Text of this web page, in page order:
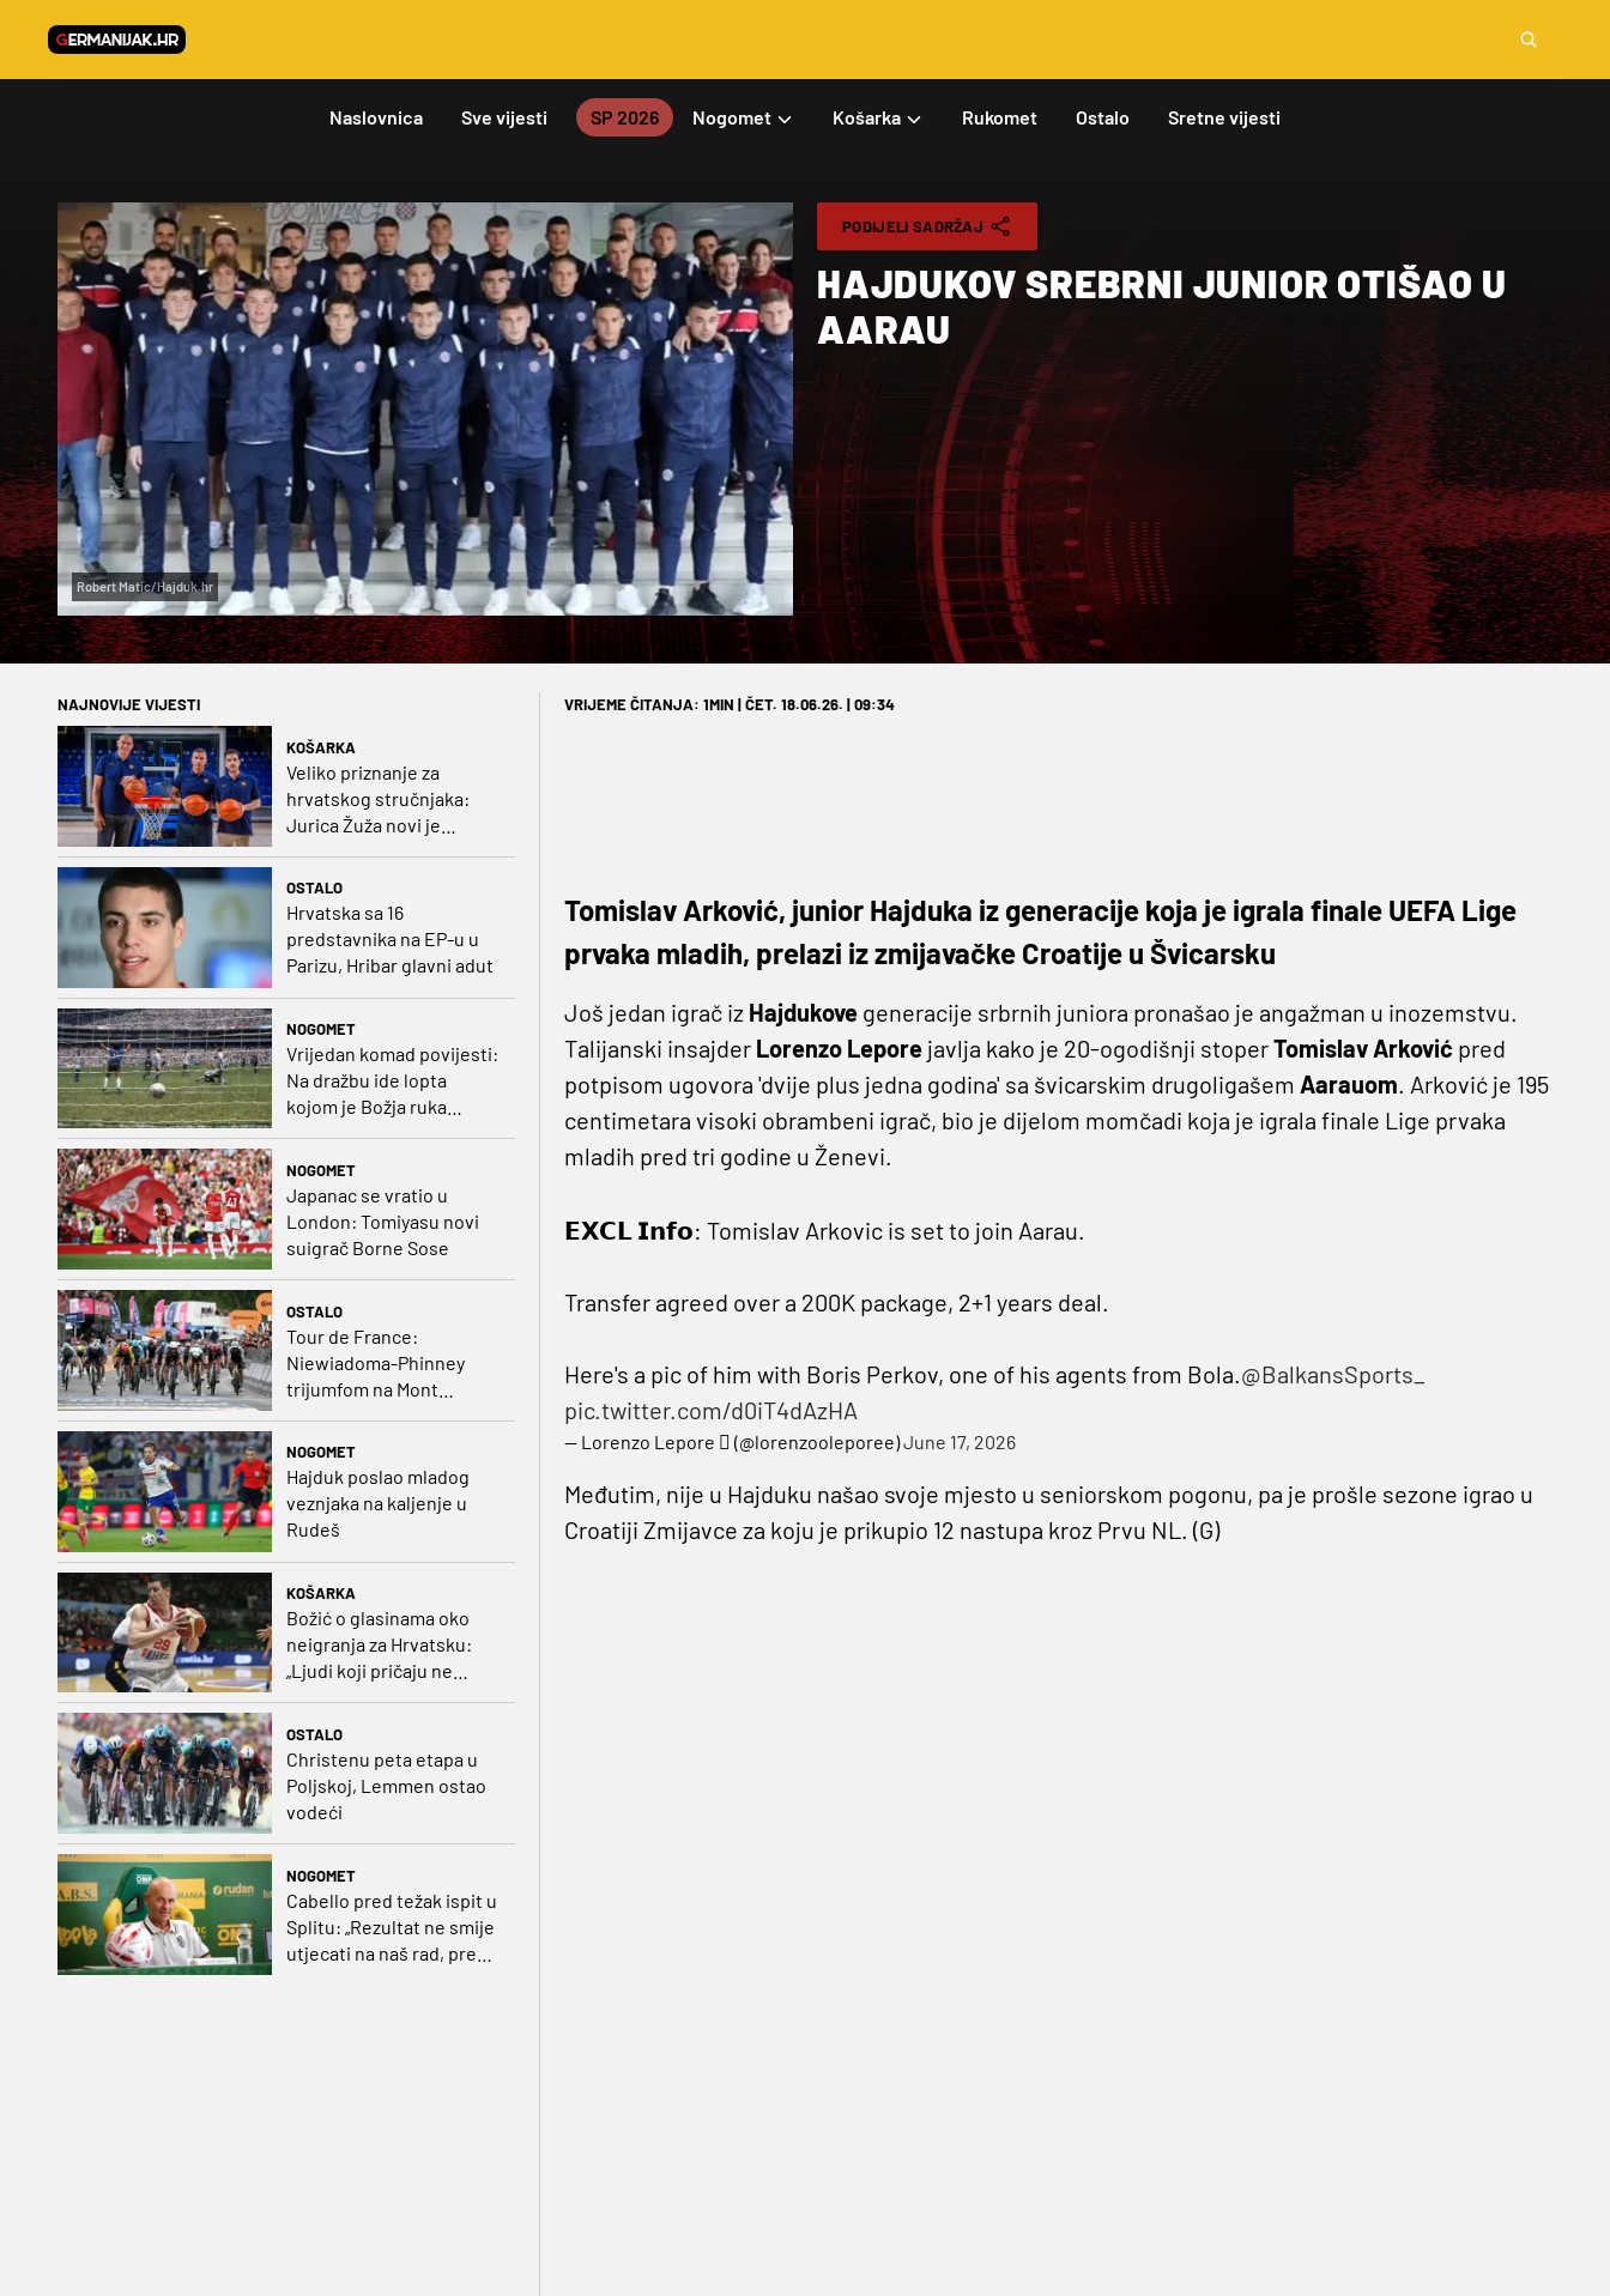
Naslovnica Sve vijesti SP 2026 Nogomet Košarka Rukomet Ostalo Sretne vijesti
Robert Matic/Hajduk.hr
PODIJELI SADRŽAJ
HAJDUKOV SREBRNI JUNIOR OTIŠAO U
AARAU
NAJNOVIJE VIJESTI
KOŠARKA
Veliko priznanje za
hrvatskog stručnjaka:
Jurica Žuža novi je
OSTALO
Hrvatska sa 16
predstavnika na EP-u u
Parizu, Hribar glavni adut
NOGOMET
Vrijedan komad povijesti:
Na dražbu ide lopta
kojom je Božja ruka
postigla gol
NOGOMET
Japanac se vratio u
London: Tomiyasu novi
suigrač Borne Sose
OSTALO
Tour de France:
Niewiadoma-Phinney
trijumfom na Mont
NOGOMET
Hajduk poslao mladog
veznjaka na kaljenje u
Rudeš
KOŠARKA
Božić o glasinama oko
neigranja za Hrvatsku:
„Ljudi koji pričaju ne
plaćaju mi račune, ne
dušebrižnika“
OSTALO
Christenu peta etapa u
Poljskoj, Lemmen ostao
vodeći
NOGOMET
Cabello pred težak ispit u
Splitu: „Rezultat ne smije
utjecati na naš rad, pred
VRIJEME ČITANJA: 1MIN | ČET. 18.06.26. | 09:34
Tomislav Arković, junior Hajduka iz generacije koja je igrala finale UEFA Lige
prvaka mladih, prelazi iz zmijavačke Croatije u Švicarsku
Još jedan igrač iz Hajdukove generacije srbrnih juniora pronašao je angažman u inozemstvu.
Talijanski insajder Lorenzo Lepore javlja kako je 20-ogodišnji stoperTomislav Arković pred
potpisom ugovora 'dvije plus jedna godina' sa švicarskim drugoligašem Aarauom. Arković je 195
centimetara visoki obrambeni igrač, bio je dijelom momčadi koja je igrala finale Lige prvaka
mladih pred tri godine u Ženevi.
𝗘𝗫𝗖𝗟 𝗜𝗻𝗳𝗼: Tomislav Arkovic is set to join Aarau.
Transfer agreed over a 200K package, 2+1 years deal.
Here's a pic of him with Boris Perkov, one of his agents from Bola.@BalkansSports_
pic.twitter.com/d0iT4dAzHA
— Lorenzo Lepore  (@lorenzooleporee)June 17, 2026
Međutim, nije u Hajduku našao svoje mjesto u seniorskom pogonu, pa je prošle sezone igrao u
Croatiji Zmijavce za koju je prikupio 12 nastupa kroz Prvu NL. (G)